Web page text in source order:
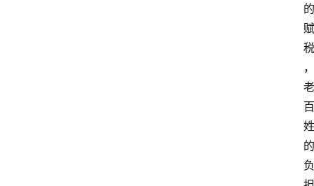
的
赋
税
，
老
百
姓
的
负